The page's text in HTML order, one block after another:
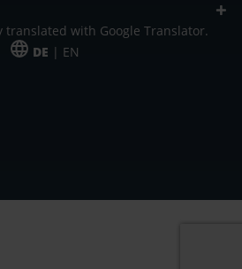
translated with Google Translator.
DE | EN